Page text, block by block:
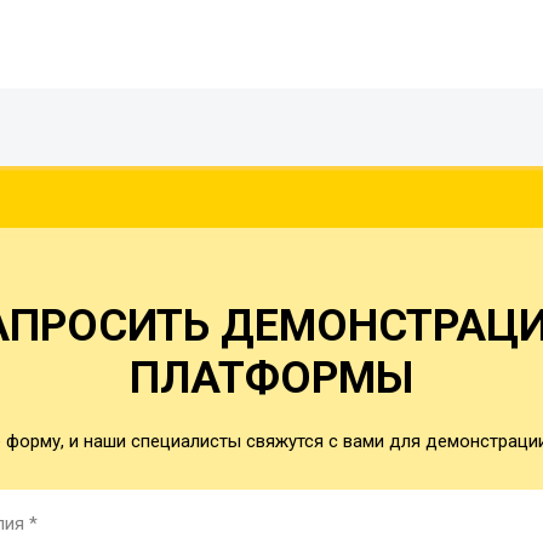
ПЛАТФОРМЫ
форму, и наши специалисты свяжутся с вами для